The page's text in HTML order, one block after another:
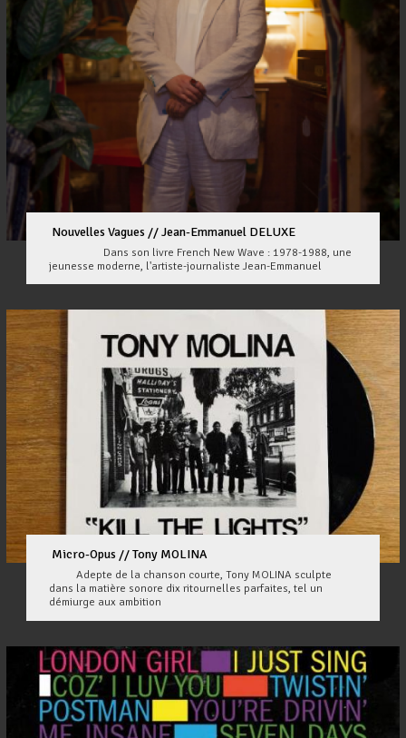
Nouvelles Vagues // Jean-Emmanuel DELUXE
Dans son livre French New Wave : 1978-1988, une
jeunesse moderne, l'artiste-journaliste Jean-Emmanuel
Micro-Opus // Tony MOLINA
Adepte de la chanson courte, Tony MOLINA sculpte
dans la matière sonore dix ritournelles parfaites, tel un
démiurge aux ambition